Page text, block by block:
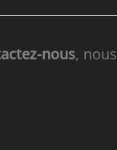
nous,